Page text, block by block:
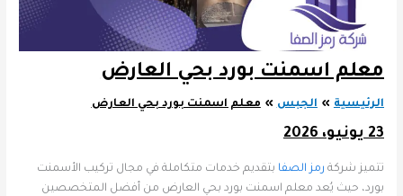
معلم اسمنت بورد بحي العارض
الرئيسية الجبس معلم اسمنت بورد بحي العارض
23 يونيو، 2026
تتميز شركة رمز الصفا بتقديم خدمات متكاملة في مجال تركيب الأسمنت
بورد، حيث يُعد معلم اسمنت بورد بحي العارض من أفضل المتخصصين